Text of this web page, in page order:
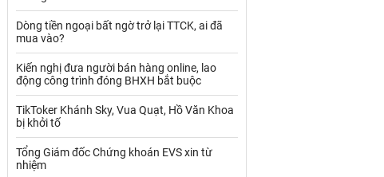
Sữa
Than Thức ăn chăn nuôi
Thủy hải sản khác Tôm
Vàng
VLXD khác Xăng dầu
Dòng tiền ngoại bất ngờ trở lại TTCK, ai đã
mua vào?
Kiến nghị đưa người bán hàng online, lao
động công trình đóng BHXH bắt buộc
TikToker Khánh Sky, Vua Quạt, Hồ Văn Khoa
bị khởi tố
Tổng Giám đốc Chứng khoán EVS xin từ
nhiệm